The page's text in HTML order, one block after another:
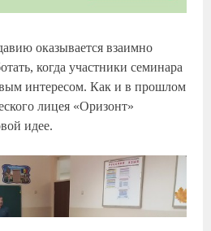
оказывается взаимно
когда участники семинара
интересом. Как и в прошлом
лицея «Оризонт»
идее.